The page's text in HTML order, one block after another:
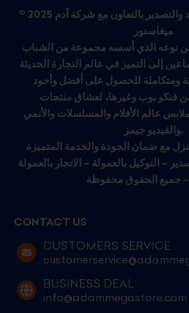
© 2025 شركة إيت مايل للاستيراد والتصدير بالتعاون مع شركة آدم
ميغاستور
من نوعه الذي أسسه مجموعة من الشباب
ومتكاملة للحصول على أفضل وأجود
من فنكو بوب وغيرها، لعشاق منتجات
عالم الأفلام والمسلسلات والأنمي
والفيديو جيمز.
– التوكيل بالعمولة – الاتجار بالعمولة
– جميع الحقوق محفوظة
CONTACT US
CUSTOMERS SERVICE
BUSINESS DEAL
info@adammegastore.com